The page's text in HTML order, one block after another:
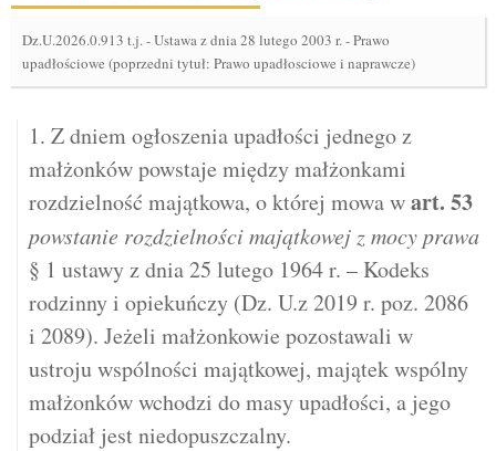
Dz.U.2026.0.913 t.j.-Ustawa z dnia 28 lutego 2003 r. - Prawo
upadłościowe (poprzedni tytuł: Prawo upadłosciowe i naprawcze)
1. Z dniem ogłoszenia upadłości jednego z
małżonków powstaje między małżonkami
rozdzielność majątkowa, o której mowa wart. 53
powstanie rozdzielności majątkowej z mocy prawa
§ 1 ustawy z dnia 25 lutego 1964 r. – Kodeks
rodzinny i opiekuńczy (Dz. U.z 2019 r. poz. 2086
i 2089). Jeżeli małżonkowie pozostawali w
ustroju wspólności majątkowej, majątek wspólny
małżonków wchodzi do masy upadłości, a jego
podział jest niedopuszczalny.